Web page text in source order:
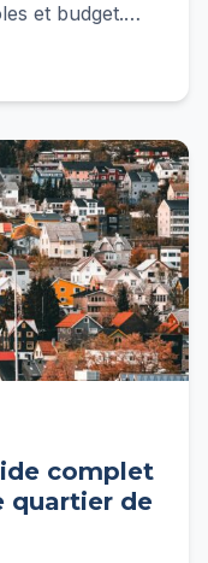
et budget.
complet
quartier de